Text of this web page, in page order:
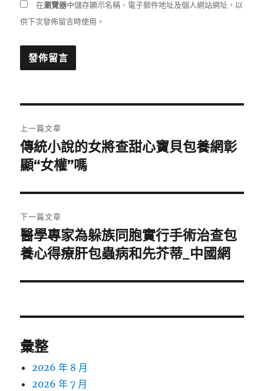
在瀏覽器中儲存顯示名稱、電子郵件地址及個人網站網址，以
供下次發佈留言時使用。
章
導
覽
上一篇文章
上
一
文
章:
傳統小說的女將查甜心寶貝包養網彰
顯“女權”嗎
下一篇文章
下
一
文
醫學專家為躲族同胞實行手術治查包
養心得療肝包蟲病和先芥蒂_中國網
彙整
2026 年 8 月
2026 年 7 月